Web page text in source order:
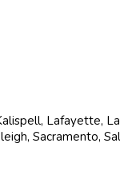
Lafayette,
Sacramento,